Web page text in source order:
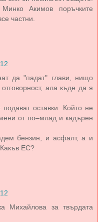
Акимов поръчките
частни.
да "падат" глави, нищо
ала къде да я
оставки. Който не
от по–млад и кадърен
бензин, и асфалт, а и
ЕС?
Михайлова за твърдата